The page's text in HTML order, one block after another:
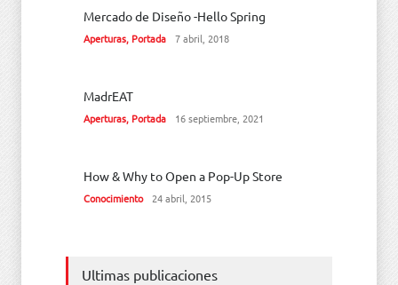
Mercado de Diseño -Hello Spring
Aperturas, Portada 7 abril, 2018
MadrEAT
Aperturas, Portada 16 septiembre, 2021
How & Why to Open a Pop-Up Store
Conocimiento 24 abril, 2015
Ultimas publicaciones